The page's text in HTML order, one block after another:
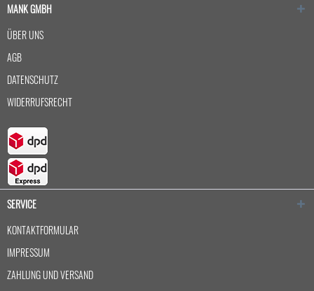
MANK GMBH
ÜBER UNS
AGB
DATENSCHUTZ
WIDERRUFSRECHT
SERVICE
KONTAKTFORMULAR
IMPRESSUM
ZAHLUNG UND VERSAND